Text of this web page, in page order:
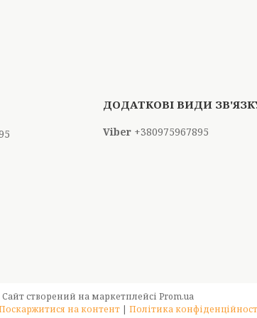
+380975967895
Сайт створений на маркетплейсі Prom.ua
на контент | Політика